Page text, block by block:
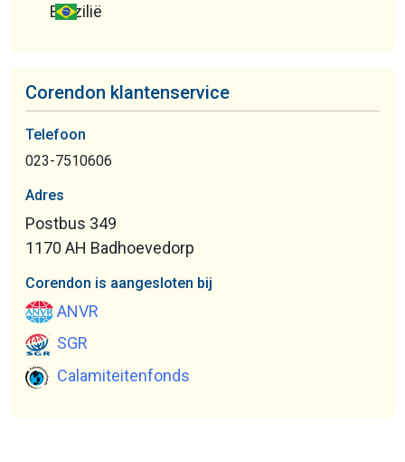
Brazilië
Corendon klantenservice
Telefoon
023-7510606
Adres
Postbus 349
1170 AH Badhoevedorp
Corendon is aangesloten bij
ANVR
SGR
Calamiteitenfonds